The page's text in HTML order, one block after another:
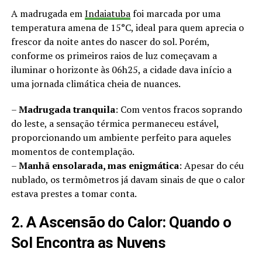
A madrugada emIndaiatubafoi marcada por uma
temperatura amena de 15°C, ideal para quem aprecia o
frescor da noite antes do nascer do sol. Porém,
conforme os primeiros raios de luz começavam a
iluminar o horizonte às 06h25, a cidade dava início a
uma jornada climática cheia de nuances.
–Madrugada tranquila: Com ventos fracos soprando
do leste, a sensação térmica permaneceu estável,
proporcionando um ambiente perfeito para aqueles
momentos de contemplação.
–Manhã ensolarada, mas enigmática: Apesar do céu
nublado, os termômetros já davam sinais de que o calor
estava prestes a tomar conta.
2. A Ascensão do Calor: Quando o
Sol Encontra as Nuvens